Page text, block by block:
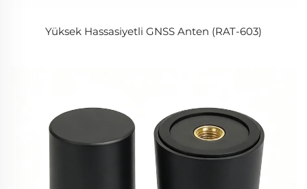
Yüksek Hassasiyetli GNSS Anten (RAT-603)